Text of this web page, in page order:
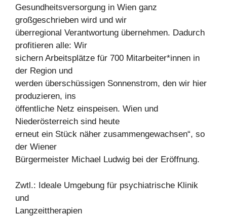
Gesundheitsversorgung in Wien ganz
großgeschrieben wird und wir
überregional Verantwortung übernehmen. Dadurch
profitieren alle: Wir
sichern Arbeitsplätze für 700 Mitarbeiter*innen in
der Region und
werden überschüssigen Sonnenstrom, den wir hier
produzieren, ins
öffentliche Netz einspeisen. Wien und
Niederösterreich sind heute
erneut ein Stück näher zusammengewachsen“, so
der Wiener
Bürgermeister Michael Ludwig bei der Eröffnung.
Zwtl.: Ideale Umgebung für psychiatrische Klinik
und
Langzeittherapien